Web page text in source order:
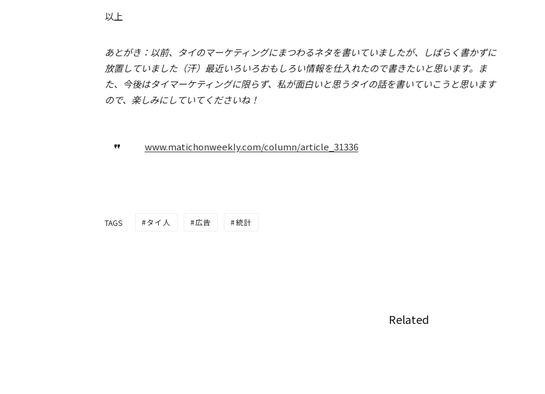
以上
あとがき：以前、タイのマーケティングにまつわるネタを書いていましたが、しばらく書かずに
放置していました（汗）最近いろいろおもしろい情報を仕入れたので書きたいと思います。ま
た、今後はタイマーケティングに限らず、私が面白いと思うタイの話を書いていこうと思います
ので、楽しみにしていてくださいね！
www.matichonweekly.com/column/article_31336
TAGS タイ人 広告 統計
Related